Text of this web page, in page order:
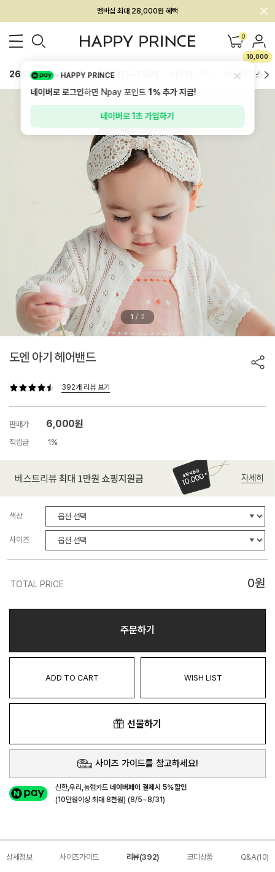
멤버십 최대 28,000원 혜택
0
10,000
26SS 신상 BEST BABY[6~12M] 하의/레깅스
1 / 2
도엔 아기 헤어밴드
392개 리뷰 보기
판매가 6,000원
적립금 1%
색상
사이즈
TOTAL PRICE 0원
주문하기
ADD TO CART WISH LIST
선물하기
사이즈 가이드를 참고하세요!
신한,우리,농협카드네이버페이 결제시 5%할인
(10만원이상 최대 8천원) (8/5~8/31)
상세정보 사이즈가이드 리뷰(392) 코디상품 Q&A(10)
HAPPY PRINCE
네이버로 로그인하면 Npay 포인트1%추가 지급!
네이버로 1초 가입하기